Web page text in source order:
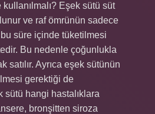
Eşek sütü süt
ve raf ömrünün sadece
süre içinde tüketilmesi
Bu nedenle çoğunlukla
satılır. Ayrıca eşek sütünün
gerektiği de
sütü hangi hastalıklara
bronşitten siroza